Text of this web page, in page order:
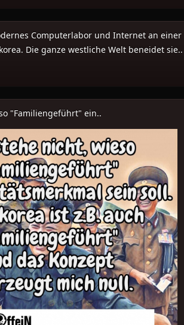
Computerlabor und Internet an einer
Die ganze westliche Welt beneidet sie..
"Familiengeführt" ein..